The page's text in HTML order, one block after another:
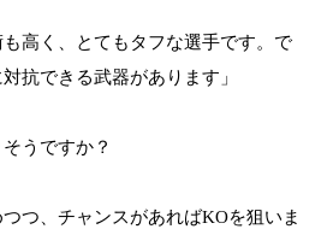
も高く、とてもタフな選手です。で
抗できる武器があります」
うですか？
つつ、チャンスがあればKOを狙いま